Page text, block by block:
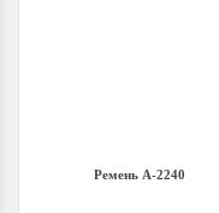
Ремень А-2240